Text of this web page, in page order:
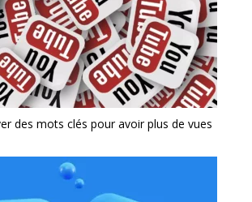
des mots clés pour avoir plus de vues